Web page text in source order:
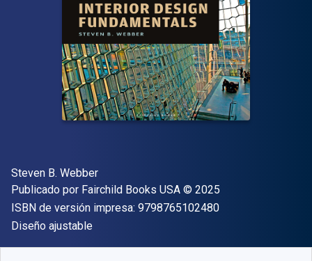
Autor(es)
Steven B. Webber
Editorial
Publicado por Fairchild Books USA Copyright
© 2025
ISBN de versión impresa: 9798765102480"ISBN-13
Formato
Diseño ajustable